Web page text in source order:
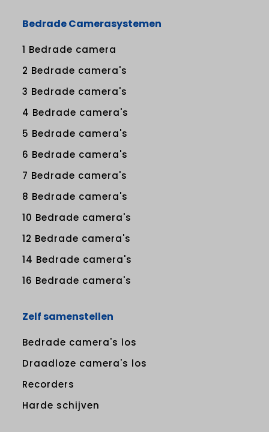
Bedrade Camerasystemen
1 Bedrade camera
2 Bedrade camera's
3 Bedrade camera's
4 Bedrade camera's
5 Bedrade camera's
6 Bedrade camera's
7 Bedrade camera's
8 Bedrade camera's
10 Bedrade camera's
12 Bedrade camera's
14 Bedrade camera's
16 Bedrade camera's
Zelf samenstellen
Bedrade camera's los
Draadloze camera's los
Recorders
Harde schijven